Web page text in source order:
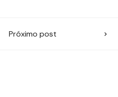
Próximo post